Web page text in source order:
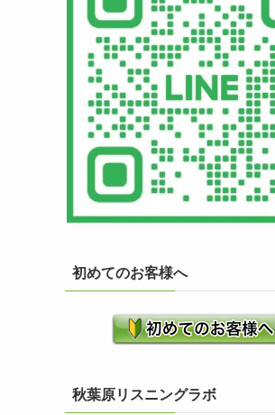
初めてのお客様へ
秋葉原リスニングラボ